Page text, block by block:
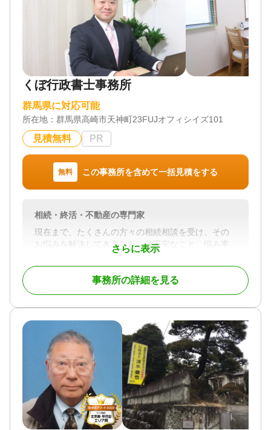
単なる書類作成だけでなく、お客様の背景やご意向
を丁寧に伺いながら、円満な相続と安心できる未来
設計をお手伝いすることを大切にしています。身近
な相談相手として、どうぞお気軽にご相談くださ
対応地域
群馬県（太田市、桐生市、みどり市）を中心に県内
は対応可能です。栃木県足利市近郊。
対応業務
遺言書 / 遺産分割 / 相続財産調査 / 成年後見 / 相続手
続き / 銀行手続き / 戸籍収集 / 事業承継 / 相続人調査
対応体制
時以降相談可 / 事務所面談可
くぼ行政書士事務所
群馬県に対応可能
所在地： 群馬県高崎市天神町23FUJオフィシイズ101
見積無料 PR
無料 この事務所を含めて一括見積をする
さらに表示
相続・終活・不動産の専門家
現在まで、たくさんの方々の相続相談を受け、その
お悩みを解決してきました。ご不安なこと、悩み事
は、人それぞれです。しかし、生前からご自身の亡
くなった後のことに向き合い、事前に対策した方々
の想いは皆さん同じでした。それは、「残された家
族や相続人が困らないようにしたい。」ということ
で、残されたご家族が故人に感謝している姿を何度
も見てきました。これからもそういったお手伝いを
していきたいと思い、開業しました。
対応地域
群馬県
対応業務
遺言書 / 遺産分割 / 生前贈与 / 相続財産調査 / 家族信
事務所の詳細を見る